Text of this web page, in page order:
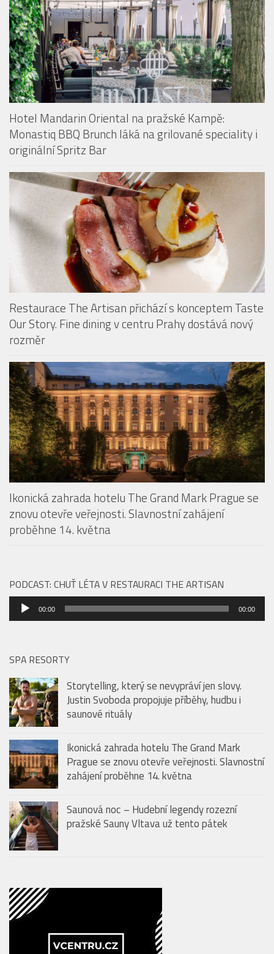
Hotel Mandarin Oriental na pražské Kampě:
Monastiq BBQ Brunch láká na grilované speciality i
originální Spritz Bar
Restaurace The Artisan přichází s konceptem Taste
Our Story. Fine dining v centru Prahy dostává nový
rozměr
Ikonická zahrada hotelu The Grand Mark Prague se
znovu otevře veřejnosti. Slavnostní zahájení
proběhne 14. května
PODCAST: CHUŤ LÉTA V RESTAURACI THE ARTISAN
Audio
přehrávač
00:00 00:00
SPA RESORTY
Storytelling, který se nevypráví jen slovy.
Justin Svoboda propojuje příběhy, hudbu i
saunové rituály
Ikonická zahrada hotelu The Grand Mark
Prague se znovu otevře veřejnosti. Slavnostní
zahájení proběhne 14. května
Saunová noc – Hudební legendy rozezní
pražské Sauny Vltava už tento pátek